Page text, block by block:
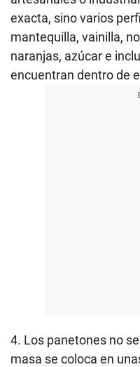
exacta, sino varios
mantequilla, vainilla,
naranjas, azúcar e
encuentran dentro de
4. Los panetones no
masa se coloca en